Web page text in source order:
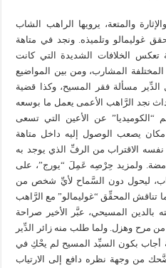
والمتعة، يرويها الراهب الشاب
غوليمالو وتلميذه. ونجد في متاهة
تعكس الخلافات الشديدة التي كانت
المختلفة المشارب، ومن بين المواضيع
مسألة فقر المسيح، وكذا قضية
نجد الرَّاهب الأعمى يعمل ما بوسعه
عن الأعين التي تسعى
يصعب الوصول إليه داخل متاهة
الاقتراب من الرفِّ الذي يوجد به
ولمزيد حِرْصِه عَمِلَ “يورج”، على
ليحول دون السَّماح لأيِّ شخص من
تناقش المحقِّق “غوليمالو” مع الرَّاهب
بالدين المسيحي، عبَّر الأخير صراحة
مرح وهزل. ولما طلب منه زائر الدِّير
أجاب بكون السيِّد المسيح لم يحْكِ في
من وجهة نظره دافع إلى الارتياب